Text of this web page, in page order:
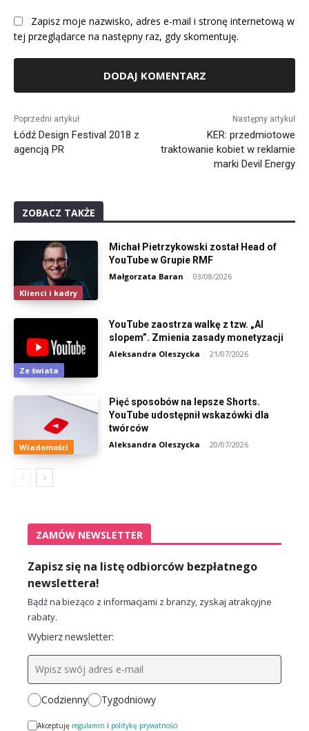
Zapisz moje nazwisko, adres e-mail i stronę internetową w
tej przeglądarce na następny raz, gdy skomentuję.
Poprzedni artykuł
Łódź Design Festival 2018 z
agencją PR
Następny artykuł
KER: przedmiotowe
traktowanie kobiet w reklamie
marki Devil Energy
ZOBACZ TAKŻE
Klienci i kadry
Michał Pietrzykowski został Head of
YouTube w Grupie RMF
Małgorzata Baran - 03/08/2026
Ze świata
YouTube zaostrza walkę z tzw. „AI
slopem”. Zmienia zasady monetyzacji
Aleksandra Oleszycka - 21/07/2026
Wiadomości
Pięć sposobów na lepsze Shorts.
YouTube udostępnił wskazówki dla
twórców
Aleksandra Oleszycka - 20/07/2026
ZAMÓW NEWSLETTER
Zapisz się na listę odbiorców bezpłatnego
newslettera!
Bądź na bieżąco z informacjami z branży, zyskaj atrakcyjne
rabaty.
Wybierz newsletter:
Codzienny Tygodniowy
Akceptuję regulamin i politykę prywatności